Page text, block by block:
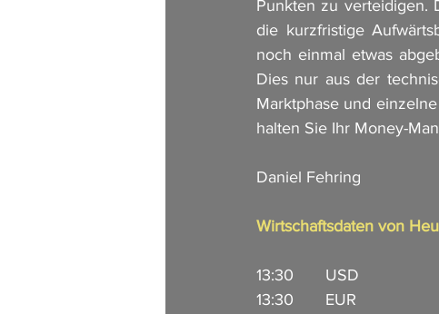
Punkten zu verteidigen.
die kurzfristige
noch einmal etwas
Dies nur aus der
Marktphase und
halten Sie Ihr Money-
Daniel Fehring
Wirtschaftsdaten von
13:30       USD
13:30       EUR